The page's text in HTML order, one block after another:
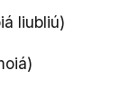
liubliú)